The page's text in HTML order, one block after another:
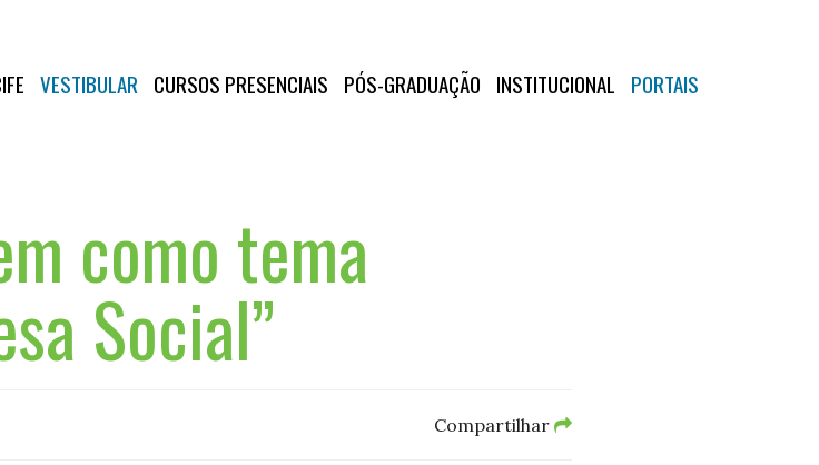
VESTIBULAR CURSOS PRESENCIAIS PÓS-GRADUAÇÃO INSTITUCIONAL PORTAIS
como tema
Social”
Compartilhar